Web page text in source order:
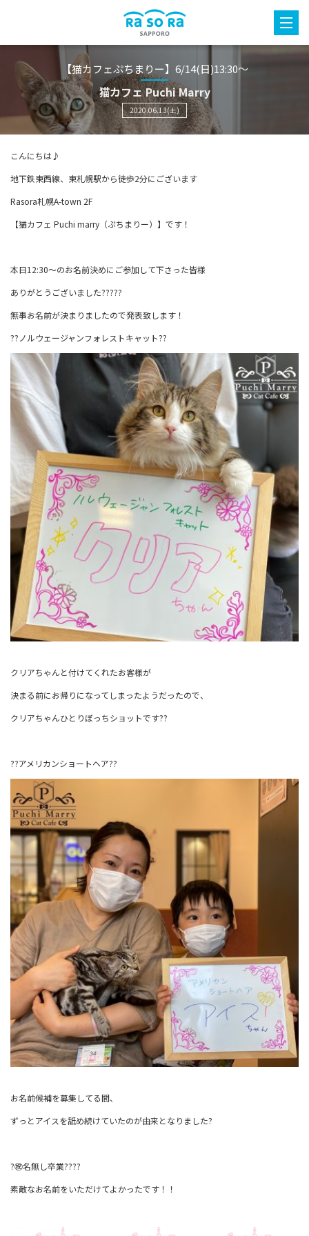
【猫カフェぷちまりー】6/14(日)13:30～
猫カフェ Puchi Marry
2020.06.13(土)
こんにちは♪
地下鉄東西線、東札幌駅から徒歩2分にございます
Rasora札幌A-town 2F
【猫カフェ Puchi marry（ぷちまりー）】です！
本日12:30～のお名前決めにご参加して下さった皆様
ありがとうございました?????
無事お名前が決まりましたので発表致します！
??ノルウェージャンフォレストキャット??
クリアちゃんと付けてくれたお客様が
決まる前にお帰りになってしまったようだったので、
クリアちゃんひとりぼっちショットです??
??アメリカンショートヘア??
お名前候補を募集してる間、
ずっとアイスを舐め続けていたのが由来となりました?
?㊗名無し卒業????
素敵なお名前をいただけてよかったです！！